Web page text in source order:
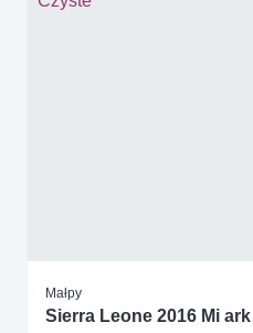
Małpy
Sierra Leone 2016 Mi